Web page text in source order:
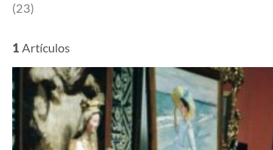
(23)
1 Artículos